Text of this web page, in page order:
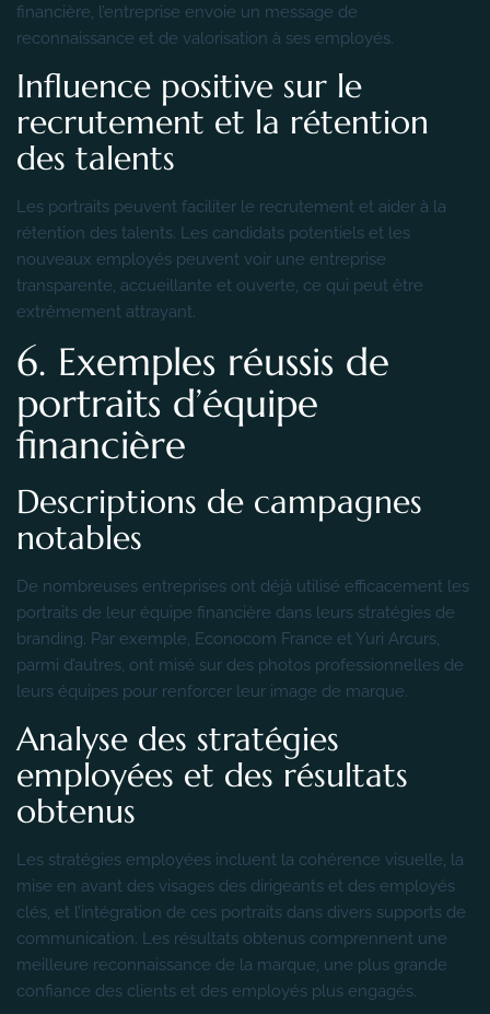
financière, l’entreprise envoie un message de
reconnaissance et de valorisation à ses employés.
Influence positive sur le
recrutement et la rétention
des talents
Les portraits peuvent faciliter le recrutement et aider à la
rétention des talents. Les candidats potentiels et les
nouveaux employés peuvent voir une entreprise
transparente, accueillante et ouverte, ce qui peut être
extrêmement attrayant.
6. Exemples réussis de
portraits d’équipe
financière
Descriptions de campagnes
notables
De nombreuses entreprises ont déjà utilisé efficacement les
portraits de leur équipe financière dans leurs stratégies de
branding. Par exemple, Econocom France et Yuri Arcurs,
parmi d’autres, ont misé sur des photos professionnelles de
leurs équipes pour renforcer leur image de marque.
Analyse des stratégies
employées et des résultats
obtenus
Les stratégies employées incluent la cohérence visuelle, la
mise en avant des visages des dirigeants et des employés
clés, et l’intégration de ces portraits dans divers supports de
communication. Les résultats obtenus comprennent une
meilleure reconnaissance de la marque, une plus grande
confiance des clients et des employés plus engagés.